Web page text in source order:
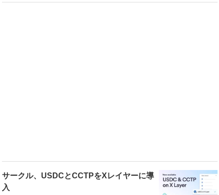
サークル、USDCとCCTPをXレイヤーに導
入